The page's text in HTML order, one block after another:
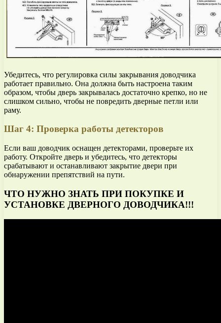
Убедитесь, что регулировка силы закрывания доводчика
работает правильно. Она должна быть настроена таким
образом, чтобы дверь закрывалась достаточно крепко, но не
слишком сильно, чтобы не повредить дверные петли или
раму.
Шаг 4: Проверка работы детекторов
Если ваш доводчик оснащен детекторами, проверьте их
работу. Откройте дверь и убедитесь, что детекторы
срабатывают и останавливают закрытие двери при
обнаружении препятствий на пути.
ЧТО НУЖНО ЗНАТЬ ПРИ ПОКУПКЕ И
УСТАНОВКЕ ДВЕРНОГО ДОВОДЧИКА!!!